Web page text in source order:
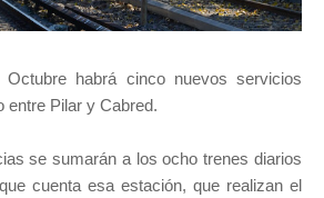
habrá cinco nuevos servicios
entre Pilar y Cabred.
se sumarán a los ocho trenes diarios
cuenta esa estación, que realizan el